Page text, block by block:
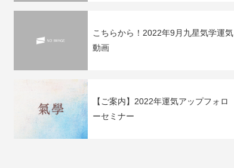
こちらから！2022年9月九星気学運気
動画
【ご案内】2022年運気アップフォロ
ーセミナー